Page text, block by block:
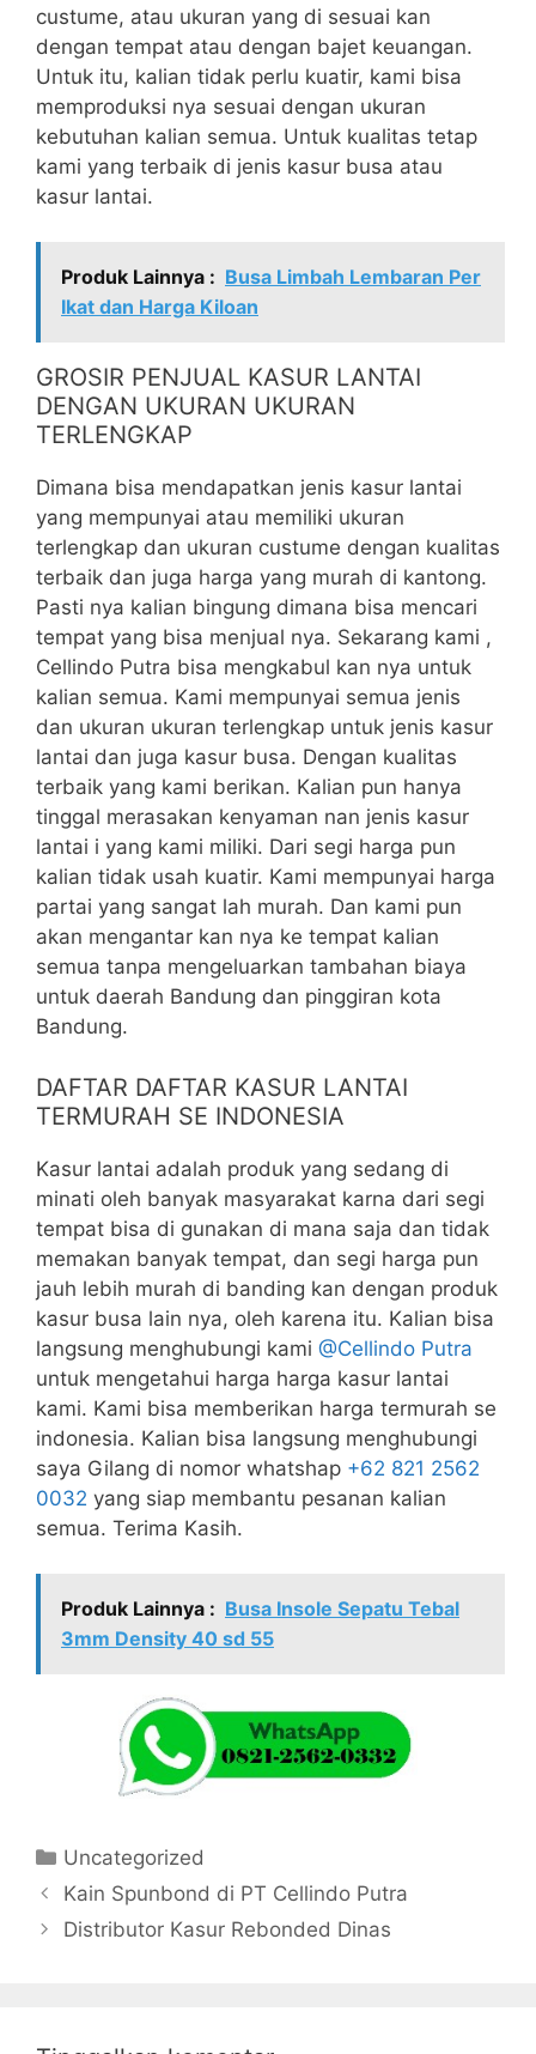
custume, atau ukuran yang di sesuai kan
dengan tempat atau dengan bajet keuangan.
Untuk itu, kalian tidak perlu kuatir, kami bisa
memproduksi nya sesuai dengan ukuran
kebutuhan kalian semua. Untuk kualitas tetap
kami yang terbaik di jenis kasur busa atau
kasur lantai.
Produk Lainnya : Busa Limbah Lembaran Per
Ikat dan Harga Kiloan
GROSIR PENJUAL KASUR LANTAI
DENGAN UKURAN UKURAN
TERLENGKAP
Dimana bisa mendapatkan jenis kasur lantai
yang mempunyai atau memiliki ukuran
terlengkap dan ukuran custume dengan kualitas
terbaik dan juga harga yang murah di kantong.
Pasti nya kalian bingung dimana bisa mencari
tempat yang bisa menjual nya. Sekarang kami ,
Cellindo Putra bisa mengkabul kan nya untuk
kalian semua. Kami mempunyai semua jenis
dan ukuran ukuran terlengkap untuk jenis kasur
lantai dan juga kasur busa. Dengan kualitas
terbaik yang kami berikan. Kalian pun hanya
tinggal merasakan kenyaman nan jenis kasur
lantai i yang kami miliki. Dari segi harga pun
kalian tidak usah kuatir. Kami mempunyai harga
partai yang sangat lah murah. Dan kami pun
akan mengantar kan nya ke tempat kalian
semua tanpa mengeluarkan tambahan biaya
untuk daerah Bandung dan pinggiran kota
Bandung.
DAFTAR DAFTAR KASUR LANTAI
TERMURAH SE INDONESIA
Kasur lantai adalah produk yang sedang di
minati oleh banyak masyarakat karna dari segi
tempat bisa di gunakan di mana saja dan tidak
memakan banyak tempat, dan segi harga pun
jauh lebih murah di banding kan dengan produk
kasur busa lain nya, oleh karena itu. Kalian bisa
langsung menghubungi kami @Cellindo Putra
untuk mengetahui harga harga kasur lantai
kami. Kami bisa memberikan harga termurah se
indonesia. Kalian bisa langsung menghubungi
saya Gilang di nomor whatshap +62 821 2562
0032 yang siap membantu pesanan kalian
semua. Terima Kasih.
Produk Lainnya : Busa Insole Sepatu Tebal
3mm Density 40 sd 55
Kategori
Uncategorized
Kain Spunbond di PT Cellindo Putra
Distributor Kasur Rebonded Dinas